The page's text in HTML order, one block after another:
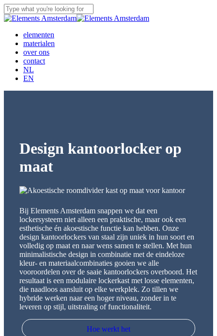
Skip
to
content
Close
Menu
elementen
materialen
over ons
contact
NL
EN
Design kantoorlocker op
maat
Bij Elements Amsterdam snappen we dat een
lockersysteem niet alleen een praktische, maar ook een
esthetische én akoestische functie kan hebben. Onze
design kantoorlockers van staal zijn uniek in hun soort en
volledig op maat en naar wens samen te stellen. Met hun
minimalistische design in combinatie met de eindeloze
kleur- en materiaalcombinaties gooien we alle
vooroordelen over de saaie kantoorlockers overboord. Het
resultaat is een modulaire lockerkast met losse elementen,
die naadloos aansluit op elke werkplek. Zo tillen we
hybride werken naar een hoger niveau, zonder in te
leveren op stijl, uitstraling of functionaliteit.
Hoe werkt het